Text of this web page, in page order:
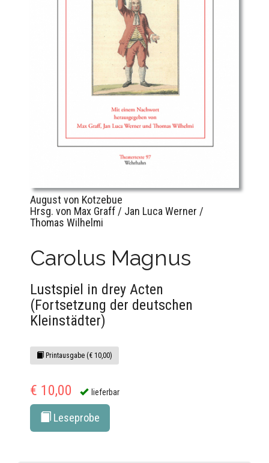
August von Kotzebue
Hrsg. von Max Graff / Jan Luca Werner /
Thomas Wilhelmi
Carolus Magnus
Lustspiel in drey Acten
(Fortsetzung der deutschen
Kleinstädter)
Printausgabe (€ 10,00)
€ 10,00 lieferbar
Leseprobe